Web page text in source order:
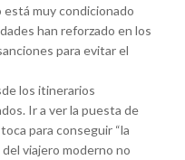
está muy condicionado
han reforzado en los
para evitar el
los itinerarios
Ir a ver la puesta de
para conseguir “la
viajero moderno no